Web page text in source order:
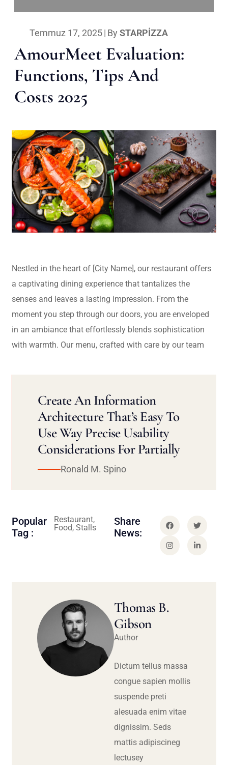
Temmuz 17, 2025| By STARPIZZA
AmourMeet Evaluation:
Functions, Tips And
Costs 2025
Nestled in the heart of [City Name], our restaurant offers
a captivating dining experience that tantalizes the
senses and leaves a lasting impression. From the
moment you step through our doors, you are enveloped
in an ambiance that effortlessly blends sophistication
with warmth. Our menu, crafted with care by our team
Create An Information
Architecture That’s Easy To
Use Way Precise Usability
Considerations For Partially
Ronald M. Spino
Popular
Tag :
Restaurant,
Food, Stalls
Share
News:
Thomas B.
Gibson
Author
Dictum tellus massa
congue sapien mollis
suspende preti
alesuada enim vitae
dignissim. Seds
mattis adipiscineg
lectusey